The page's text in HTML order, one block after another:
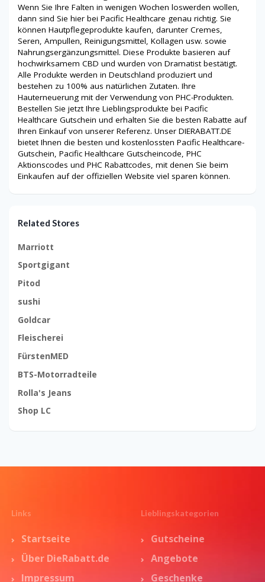
Wenn Sie Ihre Falten in wenigen Wochen loswerden wollen,
dann sind Sie hier bei Pacific Healthcare genau richtig. Sie
können Hautpflegeprodukte kaufen, darunter Cremes,
Seren, Ampullen, Reinigungsmittel, Kollagen usw. sowie
Nahrungsergänzungsmittel. Diese Produkte basieren auf
hochwirksamem CBD und wurden von Dramatist bestätigt.
Alle Produkte werden in Deutschland produziert und
bestehen zu 100% aus natürlichen Zutaten. Ihre
Hauterneuerung mit der Verwendung von PHC-Produkten.
Bestellen Sie jetzt Ihre Lieblingsprodukte bei Pacific
Healthcare Gutschein und erhalten Sie die besten Rabatte auf
Ihren Einkauf von unserer Referenz. Unser DIERABATT.DE
bietet Ihnen die besten und kostenlossten Pacific Healthcare-
Gutschein, Pacific Healthcare Gutscheincode, PHC
Aktionscodes und PHC Rabattcodes, mit denen Sie beim
Einkaufen auf der offiziellen Website viel sparen können.
Related Stores
Marriott
Sportgigant
Pitod
sushi
Goldcar
Fleischerei
FürstenMED
BTS-Motorradteile
Rolla's Jeans
Shop LC
Links
Startseite
Über DieRabatt.de
Impressum
Lieblingskategorien
Gutscheine
Angebote
Geschenke